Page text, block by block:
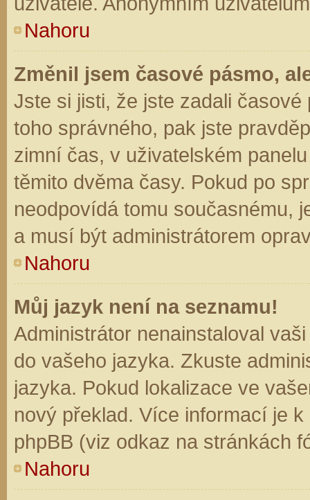
Nahoru
Změnil jsem časové pásmo,
Jste si jisti, že jste zadali
toho správného, pak jste
zimní čas, v uživatelském
těmito dvěma časy. Pokud po
neodpovídá tomu současnému,
a musí být administrátorem
Nahoru
Můj jazyk není na seznamu!
Administrátor nenainstaloval
do vašeho jazyka. Zkuste
jazyka. Pokud lokalizace ve
nový překlad. Více informací je
phpBB (viz odkaz na stránkách
Nahoru